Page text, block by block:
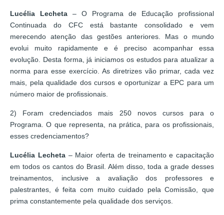
Lucélia Lecheta – O Programa de Educação profissional
Continuada do CFC está bastante consolidado e vem
merecendo atenção das gestões anteriores. Mas o mundo
evolui muito rapidamente e é preciso acompanhar essa
evolução. Desta forma, já iniciamos os estudos para atualizar a
norma para esse exercício. As diretrizes vão primar, cada vez
mais, pela qualidade dos cursos e oportunizar a EPC para um
número maior de profissionais.
2) Foram credenciados mais 250 novos cursos para o
Programa. O que representa, na prática, para os profissionais,
esses credenciamentos?
Lucélia Lecheta– Maior oferta de treinamento e capacitação
em todos os cantos do Brasil. Além disso, toda a grade desses
treinamentos, inclusive a avaliação dos professores e
palestrantes, é feita com muito cuidado pela Comissão, que
prima constantemente pela qualidade dos serviços.